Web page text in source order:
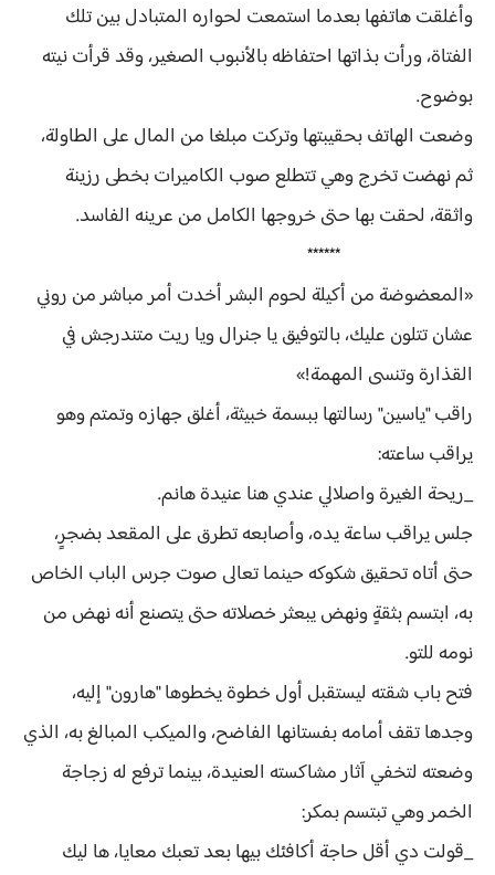
وأغلقت هاتفها بعدما استمعت لحواره المتبادل بين تلك
الفتاة، ورأت بذاتها احتفاظه بالأنبوب الصغير، وقد قرأت نيته
بوضوح.
وضعت الهاتف بحقيبتها وتركت مبلغا من المال على الطاولة،
ثم نهضت تخرج وهي تتطلع صوب الكاميرات بخطى رزينة
واثقة، لحقت بها حتى خروجها الكامل من عرينه الفاسد.
******
«المعضوضة من أكيلة لحوم البشر أخدت أمر مباشر من روني
عشان تتلون عليك، بالتوفيق يا جنرال ويا ريت متندرجش في
القذارة وتنسى المهمة!»
راقب "ياسين" رسالتها ببسمة خبيثة، أغلق جهازه وتمتم وهو
يراقب ساعته:
_ريحة الغيرة واصلالي عندي هنا عنيدة هانم.
جلس يراقب ساعة يده، وأصابعه تطرق على المقعد بضجرٍ،
حتى أتاه تحقيق شكوكه حينما تعالى صوت جرس الباب الخاص
به، ابتسم بثقةٍ ونهض يبعثر خصلاته حتى يتصنع أنه نهض من
نومه للتو.
فتح باب شقته ليستقبل أول خطوة يخطوها "هارون" إليه،
وجدها تقف أمامه بفستانها الفاضح، والميكب المبالغ به، الذي
وضعته لتخفي آثار مشاكسته العنيدة، بينما ترفع له زجاجة
الخمر وهي تبتسم بمكر:
_قولت دي أقل حاجة أكافئك بيها بعد تعبك معايا، ها ليك